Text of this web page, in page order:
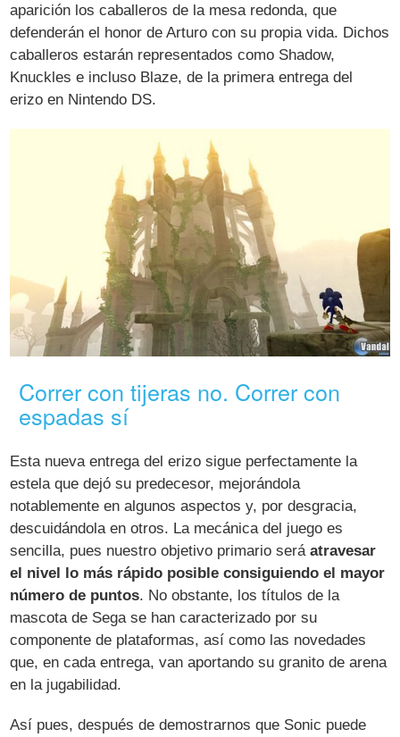
aparición los caballeros de la mesa redonda, que
defenderán el honor de Arturo con su propia vida. Dichos
caballeros estarán representados como Shadow,
Knuckles e incluso Blaze, de la primera entrega del
erizo en Nintendo DS.
Correr con tijeras no. Correr con
espadas sí
Esta nueva entrega del erizo sigue perfectamente la
estela que dejó su predecesor, mejorándola
notablemente en algunos aspectos y, por desgracia,
descuidándola en otros. La mecánica del juego es
sencilla, pues nuestro objetivo primario seráatravesar
el nivel lo más rápido posible consiguiendo el mayor
número de puntos. No obstante, los títulos de la
mascota de Sega se han caracterizado por su
componente de plataformas, así como las novedades
que, en cada entrega, van aportando su granito de arena
en la jugabilidad.
Así pues, después de demostrarnos que Sonic puede